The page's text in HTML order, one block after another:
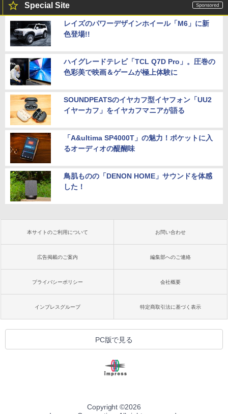
Special Site
レイズのパワーデザインホイール「M6」に新
色登場!!
ハイグレードテレビ「TCL Q7D Pro」。圧巻の
色彩美で映画＆ゲームが極上体験に
SOUNDPEATSのイヤカフ型イヤフォン「UU2
イヤーカフ」をイヤカフマニアが語る
「A&ultima SP4000T」の魅力！ポケットに入
るオーディオの醍醐味
鳥肌ものの「DENON HOME」サウンドを体感
した！
本サイトのご利用について お問い合わせ
広告掲載のご案内 編集部へのご連絡
プライバシーポリシー 会社概要
インプレスグループ 特定商取引法に基づく表示
PC版で見る
Copyright ©2026